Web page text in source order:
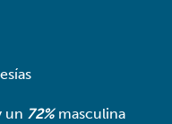
un 72%masculina